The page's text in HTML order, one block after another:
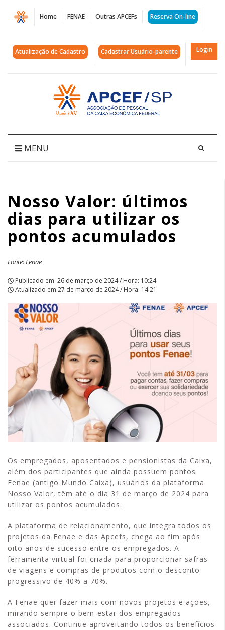
Página
Nosso
Valor:
os
|
APCEF/SP
Home FENAE Outras APCEFs Reserva On-line
Atualização de Cadastro Cadastrar Usuário-parente Login
Acessar
página
inicial
MENU
Nosso Valor: últimos
dias para utilizar os
pontos acumulados
Fonte: Fenae
Publicado em 26 de março de 2024 / Hora: 10:24
Atualizado em 27 de março de 2024 / Hora: 14:21
Os empregados, aposentados e pensionistas da Caixa,
além dos participantes que ainda possuem pontos
Fenae (antigo Mundo Caixa), usuários da plataforma
Nosso Valor, têm até o dia 31 de março de 2024 para
utilizar os pontos acumulados.
A plataforma de relacionamento, que integra todos os
projetos da Fenae e das Apcefs, chega ao fim após
oito anos de sucesso entre os empregados. A
ferramenta virtual foi criada para proporcionar safras
de viagens e compras de produtos com o desconto
progressivo de 40% a 70%.
A Fenae quer fazer mais com novos projetos e ações,
mirando sempre o bem-estar dos empregados
associados. Continue aproveitando todos os benefícios